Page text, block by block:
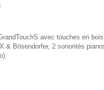
avec touches en
& Bösendorfer, 2 sonorités